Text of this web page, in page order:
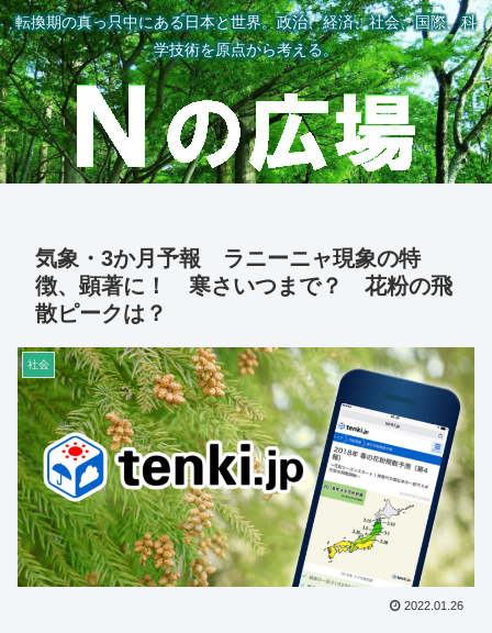
転換期の真っ只中にある日本と世界。政治、経済、社会、国際、科
学技術を原点から考える。
気象・3か月予報 ラニーニャ現象の特
徴、顕著に！ 寒さいつまで？ 花粉の飛
散ピークは？
社会
2022.01.26